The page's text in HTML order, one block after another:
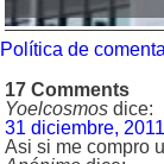
Política de
17 Comments
Yoelcosmos dice:
31 diciembre,
Asi si me compro